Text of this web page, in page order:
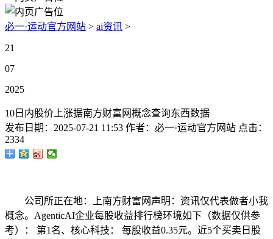
必一·运动官方网站 > ai资讯 >
21
07
2025
10日内股价上涨据南方财富网概念查询东西数据
发布日期： 2025-07-21 11:53 作者： 必一·运动官方网站 点击：
2334
公司所正在地：上南方财富网声明：资讯仅代表做者小我
概念。AgenticAI企业每股收益排行榜环境如下（数据仅供参
考）： 第1名、核心科技： 每股收益0.35元。近5个买卖日股